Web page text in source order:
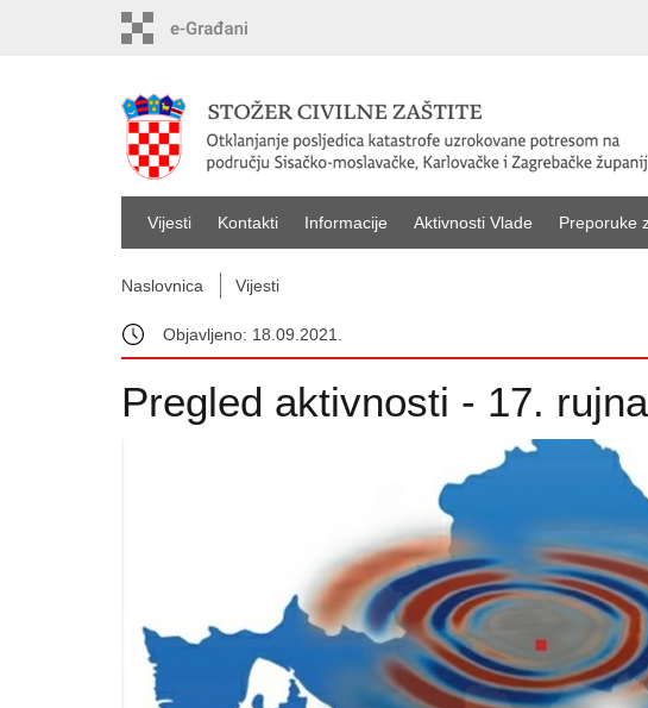
Vijesti Kontakti Informacije Aktivnosti Vlade Preporuke
Naslovnica Vijesti
Objavljeno: 18.09.2021.
Pregled aktivnosti - 17.